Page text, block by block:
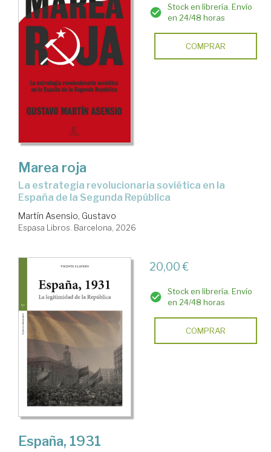
Stock en librería. Envío
en 24/48 horas
COMPRAR
Marea roja
La estrategia revolucionaria soviética en la
España de la Segunda República
Martín Asensio, Gustavo
Espasa Libros. Barcelona, 2026
20,00 €
Stock en librería. Envío
en 24/48 horas
COMPRAR
España, 1931